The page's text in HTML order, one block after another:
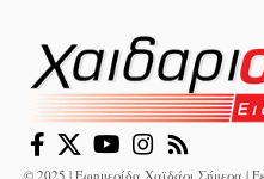
© 2025 | Εφημερίδα Χαϊδάρι Σήμερα |